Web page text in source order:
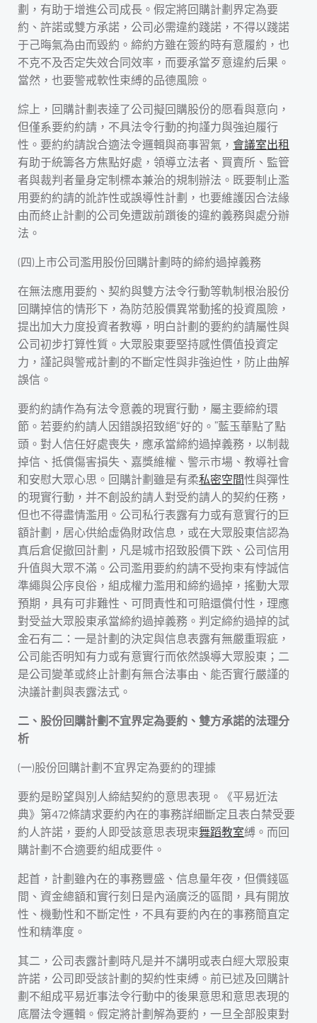
劃，有助于增進公司成長。假定將回購計劃界定為要
約、許諾或雙方承諾，公司必需違約踐諾，不得以踐諾
于己晦氣為由而毀約。締約方雖在簽約時有意履約，也
不克不及否定失效合同效率，而要承當歹意違約后果。
當然，也要警戒軟性束縛的品德風險。
綜上，回購計劃表達了公司擬回購股份的愿看與意向，
但僅系要約約請，不具法令行動的拘謹力與強迫履行
性。要約約請說合適法令邏輯與商事習氣， 會議室出租
有助于統籌各方焦點好處，領導立法者、買賣所、監管
者與裁判者量身定制標本兼治的規制辦法。既要制止濫
用要約約請的訛詐性或誤導性計劃，也要維護因合法緣
由而終止計劃的公司免遭跋前躓後的違約義務與處分辦
法。
(四)上市公司濫用股份回購計劃時的締約過掉義務
在無法應用要約、契約與雙方法令行動等軌制根治股份
回購掉信的情形下，為防范股價異常動搖的投資風險，
提出加大力度投資者教導，明白計劃的要約約請屬性與
公司初步打算性質。大眾股東要堅持感性價值投資定
力，謹記與警戒計劃的不斷定性與非強迫性，防止曲解
誤信。
要約約請作為有法令意義的現實行動，屬主要締約環
節。若要約約請人因錯誤招致絕“好的。”藍玉華點了點
頭。對人信任好處喪失，應承當締約過掉義務，以制裁
掉信、抵償傷害損失、嘉獎維權、警示市場、教導社會
和安慰大眾心思。回購計劃雖是有柔私密空間性與彈性
的現實行動，并不創設約請人對受約請人的契約任務，
但也不得盡情濫用。公司私行表露有力或有意實行的巨
額計劃，居心供給虛偽財政信息，或在大眾股東信認為
真后倉促撤回計劃，凡是城市招致股價下跌、公司信用
升值與大眾不滿。公司濫用要約約請不受拘束有悖誠信
準繩與公序良俗，組成權力濫用和締約過掉，搖動大眾
預期，具有可非難性、可問責性和可賠還償付性，理應
對受益大眾股東承當締約過掉義務。判定締約過掉的試
金石有二：一是計劃的決定與信息表露有無嚴重瑕疵，
公司能否明知有力或有意實行而依然誤導大眾股東；二
是公司變革或終止計劃有無合法事由、能否實行嚴謹的
決議計劃與表露法式。
二、股份回購計劃不宜界定為要約、雙方承諾的法理分
析
(一)股份回購計劃不宜界定為要約的理據
要約是盼望與別人締結契約的意思表現。《平易近法
典》第472條請求要約內在的事務詳細斷定且表白禁受要
約人許諾，要約人即受該意思表現束舞蹈教室縛。而回
購計劃不合適要約組成要件。
起首，計劃雖內在的事務豐盛、信息量年夜，但價錢區
間、資金總額和實行刻日是內涵廣泛的區間，具有開放
性、機動性和不斷定性，不具有要約內在的事務簡直定
性和精準度。
其二，公司表露計劃時凡是并不講明或表白經大眾股東
許諾，公司即受該計劃的契約性束縛。前已述及回購計
劃不組成平易近事法令行動中的後果意思和意思表現的
底層法令邏輯。假定將計劃解為要約，一旦全部股東對